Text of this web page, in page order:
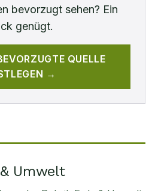
bevorzugt sehen? Ein
genügt.
QUELLE
→
Umwelt